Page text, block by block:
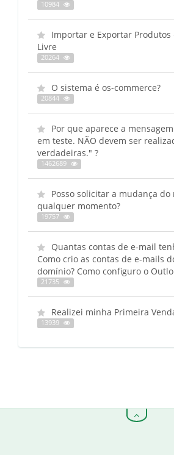
10984
Importar e Exportar Produtos
Livre
20264
O sistema é os-commerce?
20844
Por que aparece a
em teste. NÃO devem ser
verdadeiras." ?
1462689
Posso solicitar a mudança do
qualquer momento?
19757
Quantas contas de e-mail
Como crio as contas de e-mails
domínio? Como configuro o
21735
Realizei minha Primeira
13939